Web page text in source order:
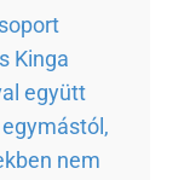
Kinga
együtt
nem